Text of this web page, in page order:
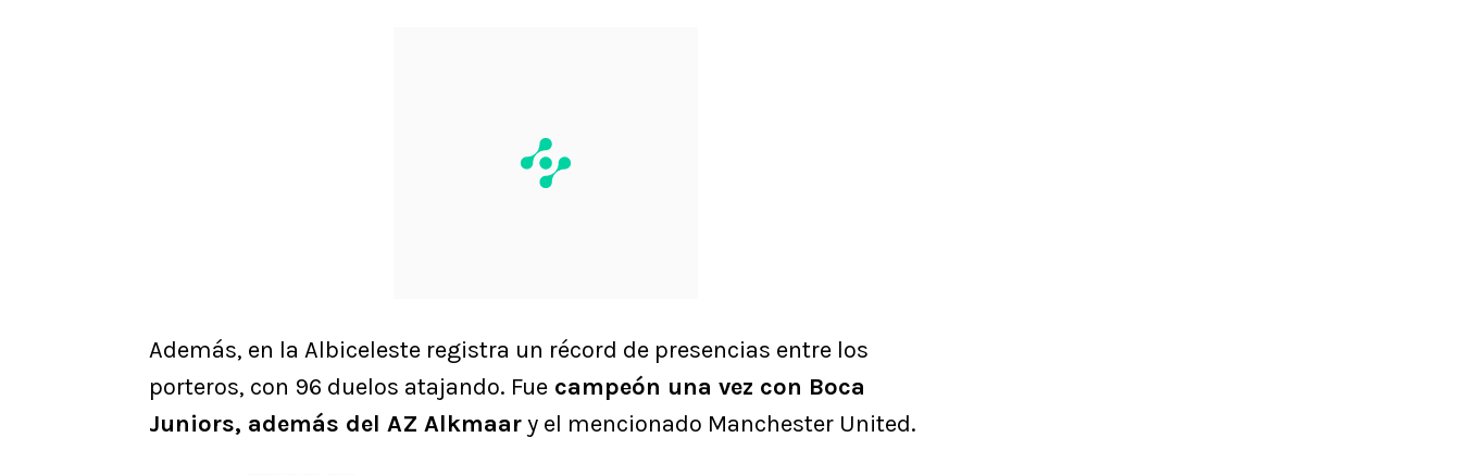
Además, en la Albiceleste registra un récord de presencias entre los
porteros, con 96 duelos atajando. Fue campeón una vez con Boca
Juniors, además del AZ Alkmaary el mencionado Manchester United.